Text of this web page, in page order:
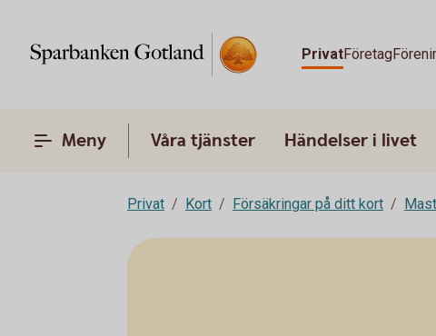
PrivatFöretag
Meny Våra tjänster Händelser i livet
Privat Kort Försäkringar på ditt kort